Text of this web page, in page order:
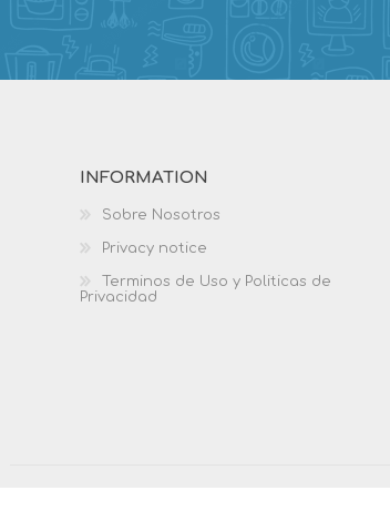
INFORMATION
Sobre Nosotros
Privacy notice
Terminos de Uso y Politicas de
Privacidad